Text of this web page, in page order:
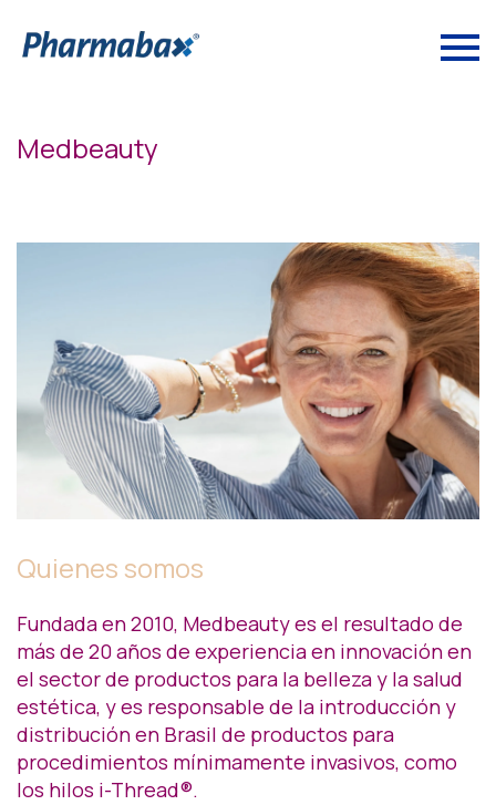
Medbeauty
Quienes somos
Fundada en 2010, Medbeauty es el resultado de
más de 20 años de experiencia en innovación en
el sector de productos para la belleza y la salud
estética, y es responsable de la introducción y
distribución en Brasil de productos para
procedimientos mínimamente invasivos, como
los hilos i-Thread®.